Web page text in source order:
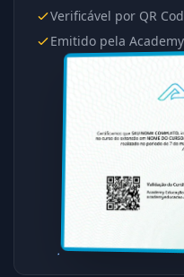
Verificável por QR
Emitido pela